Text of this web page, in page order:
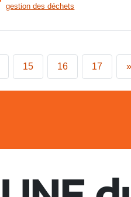
gestion des déchets
15 16 17 »